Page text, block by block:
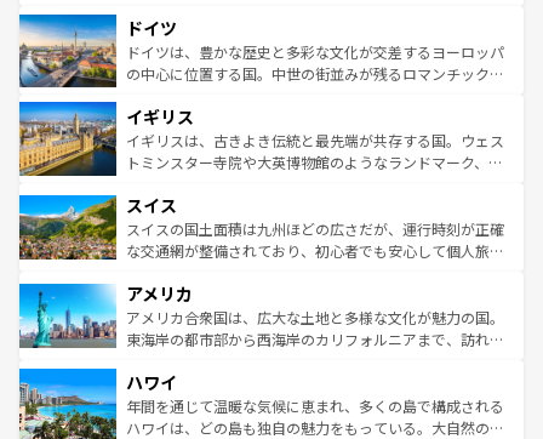
せる。地方によって風土や気候が異なるスペインはその個
性で訪れる人を魅了する。 なお、新着のスペイン情報は コ
ンテンツ一覧を参照してほしい。
で、幅広い魅力が詰まっている。華麗な宮殿、歴史的な大
聖堂、美しいビーチ、そして豊かな自然が、訪れる者を心
から魅了する。また、フランスは美食の国としても知ら
いる。シャンパンの発祥地であるランス、プロヴァンスの
香り高いラベンダー畑など、多彩な楽しみ方が可能だ。さ
らに、パリ以外の地域にも魅力が溢れており、どの街角に
れる地方に足を運ぶとそれぞれで全く異なる文化を体験で
きるだろう。 なお、新着のフランス情報はコンテンツ一覧
を参照してほしい。
ドイツ
ドイツは、豊かな歴史と多彩な文化が交差するヨーロッパ
の中心に位置する国。中世の街並みが残るロマンチック街
顔を持つこの国は、どこを歩いても飽きることがない。ベ
ルリンの文化的活気、バイエルン州のアルプスの絶景、そ
してライン川沿いのワイン畑といった風景は必見。ビール
は、お酒好きな人にはぜひ体験してほしい。 なお、新着の
ドイツ情報はコンテンツ一覧を参照してほしい。
イギリス
イギリスは、古きよき伝統と最先端が共存する国。ウェス
トミンスター寺院や大英博物館のようなランドマーク、歴
リアごとに異なる魅力がある。また、優雅なアフタヌーン
ティー、ビール好きにはたまらない英国パブ、サッカー観
戦など、本場だからこそできる体験も豊富。イギリスを旅
ンツ一覧を参照してほしい。
スイス
スイスの国土面積は九州ほどの広さだが、運行時刻が正確
な交通網が整備されており、初心者でも安心して個人旅行
の建物がそのまま残る町や、スイスならではのユニークな
博物館もあり、アルプス観光だけでなく町歩きも満喫する
ことができる。国民の所得が高いため物価も高いが、旅行
ば市内交通費無料で観光を楽しむこともできる。 なお、新
着のスイス情報はコンテンツ一覧 を参照してほしい。
アメリカ
アメリカ合衆国は、広大な土地と多様な文化が魅力の国。
東海岸の都市部から西海岸のカリフォルニアまで、訪れる
のような巨大都市は、観光、ショッピング、エンターテイ
ンメントが詰まった刺激的なスポットだ。一方、アメリカ
西部には大自然が広がり、グランドキャニオンやイエロー
ハワイ
年間を通じて温暖な気候に恵まれ、多くの島で構成される
ハワイは、どの島も独自の魅力をもっている。大自然の神